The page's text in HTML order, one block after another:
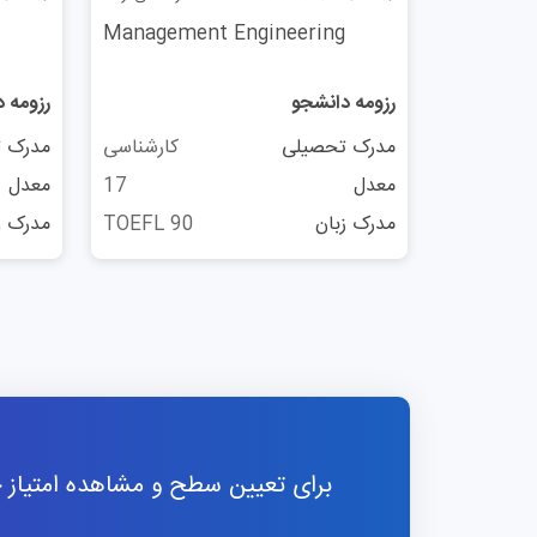
Management Engineering
رزومه دانشجو
مدرک تحصیلی
کارشناسی
معدل
17
مدرک زبان
TOEFL 90
مدرک
معدل
مدرک
برای تعیین سطح و مشاهده امتیاز